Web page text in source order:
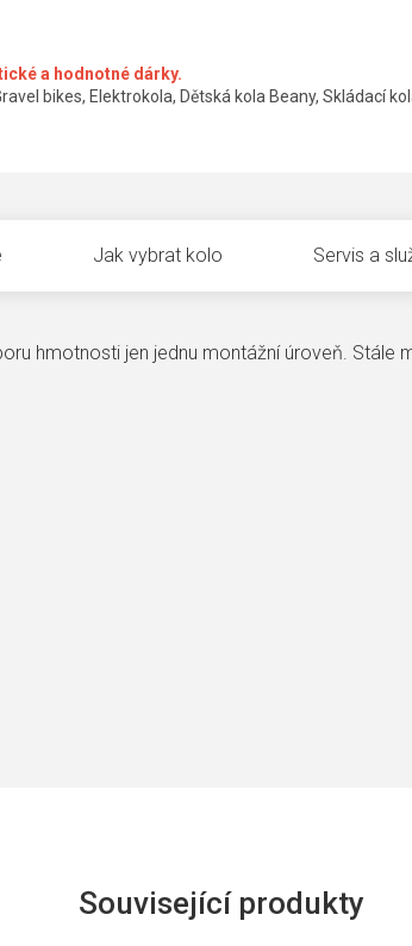
a hodnotné dárky.
bikes, Elektrokola, Dětská kola Beany, Skládací
Související produkty
Jak vybrat kolo Servis a
hmotnosti jen jednu montážní úroveň. Stále